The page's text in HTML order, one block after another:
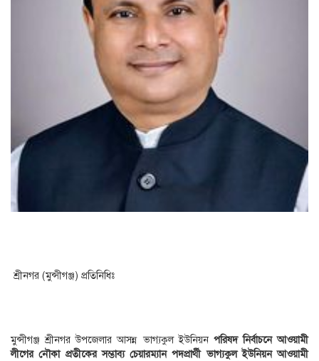
শ্রীনগর (মুন্সীগঞ্জ) প্রতিনিধিঃ
মুন্সীগঞ্জ শ্রীনগর উপজেলার আসন্ন ভাগ্যকুল ইউনিয়ন পরিষদ নির্বাচনে আওয়ামী
লীগের নৌকা প্রতীকের সম্ভাব্য চেয়ারম্যান পদপ্রার্থী ভাগ্যকুল ইউনিয়ন আওয়ামী